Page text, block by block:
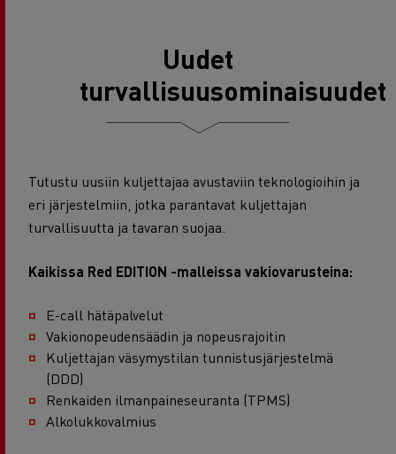
Uudet
turvallisuusominaisuudet
Tutustu uusiin kuljettajaa avustaviin teknologioihin ja
eri järjestelmiin, jotka parantavat kuljettajan
turvallisuutta ja tavaran suojaa.
Kaikissa Red EDITION -malleissa vakiovarusteina:
E-call hätäpalvelut
Vakionopeudensäädin ja nopeusrajoitin
Kuljettajan väsymystilan tunnistusjärjestelmä
(DDD)
Renkaiden ilmanpaineseuranta (TPMS)
Alkolukkovalmius